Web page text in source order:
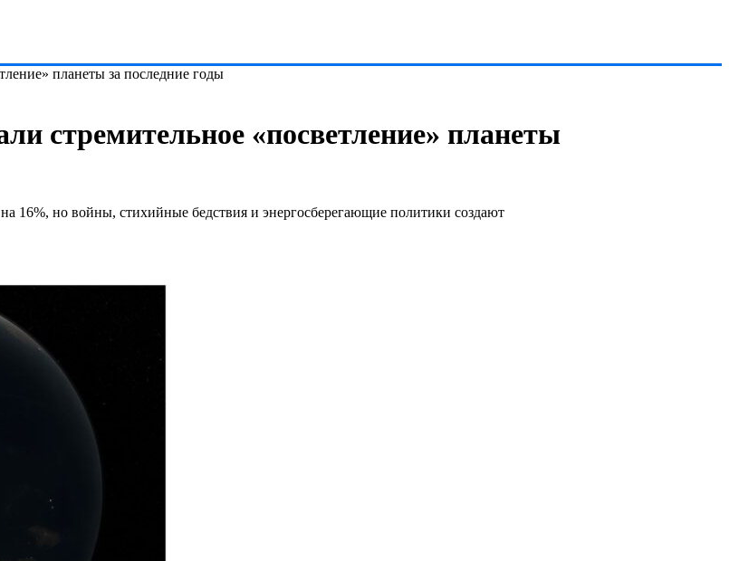
планеты за последние годы
стремительное «посветление» планеты
16%, но войны, стихийные бедствия и энергосберегающие политики создают